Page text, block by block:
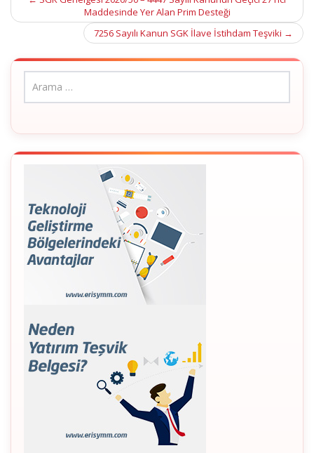
navigationMaddesinde Yer Alan Prim Desteği
7256 Sayılı Kanun SGK İlave İstihdam Teşviki →